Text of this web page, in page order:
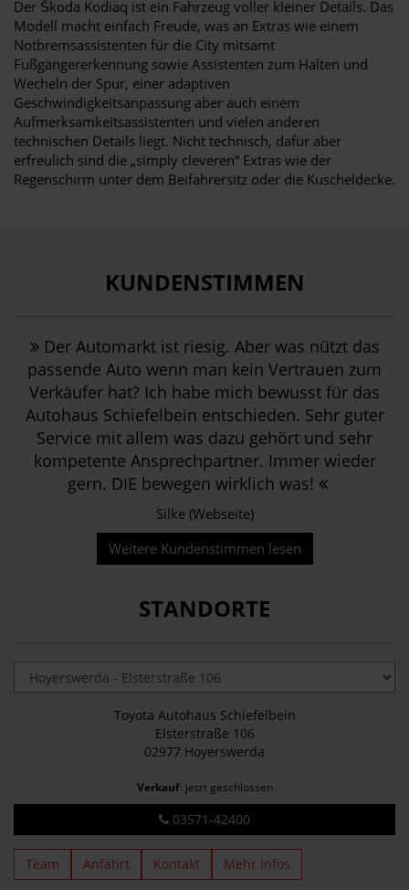
Der Škoda Kodiaq ist ein Fahrzeug voller kleiner Details. Das
Modell macht einfach Freude, was an Extras wie einem
Notbremsassistenten für die City mitsamt
Fußgängererkennung sowie Assistenten zum Halten und
Wecheln der Spur, einer adaptiven
Geschwindigkeitsanpassung aber auch einem
Aufmerksamkeitsassistenten und vielen anderen
technischen Details liegt. Nicht technisch, dafür aber
erfreulich sind die „simply cleveren“ Extras wie der
Regenschirm unter dem Beifahrersitz oder die Kuscheldecke.
KUNDENSTIMMEN
Der Automarkt ist riesig. Aber was nützt das
passende Auto wenn man kein Vertrauen zum
Verkäufer hat? Ich habe mich bewusst für das
Autohaus Schiefelbein entschieden. Sehr guter
Service mit allem was dazu gehört und sehr
kompetente Ansprechpartner. Immer wieder
gern. DIE bewegen wirklich was!
Silke (Webseite)
Weitere Kundenstimmen lesen
STANDORTE
Toyota Autohaus Schiefelbein
Elsterstraße 106
02977 Hoyerswerda
Verkauf: jetzt geschlossen
03571-42400
Team Anfahrt Kontakt Mehr Infos